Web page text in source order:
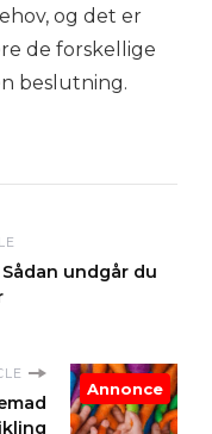
og det er
de forskellige
beslutning.
undgår du
Annonce